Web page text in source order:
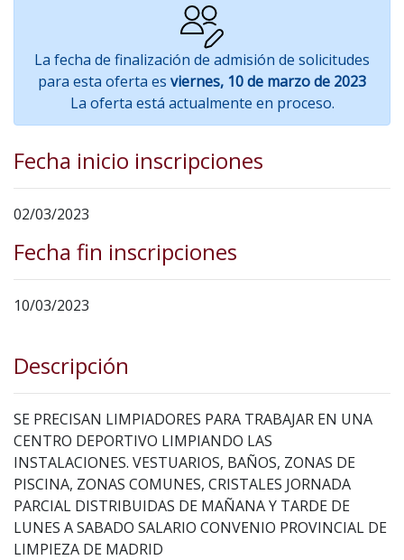
La fecha de finalización de admisión de solicitudes
para esta oferta es viernes, 10 de marzo de 2023
La oferta está actualmente en proceso.
Fecha inicio inscripciones
02/03/2023
Fecha fin inscripciones
10/03/2023
Descripción
SE PRECISAN LIMPIADORES PARA TRABAJAR EN UNA
CENTRO DEPORTIVO LIMPIANDO LAS
INSTALACIONES. VESTUARIOS, BAÑOS, ZONAS DE
PISCINA, ZONAS COMUNES, CRISTALES JORNADA
PARCIAL DISTRIBUIDAS DE MAÑANA Y TARDE DE
LUNES A SABADO SALARIO CONVENIO PROVINCIAL DE
LIMPIEZA DE MADRID